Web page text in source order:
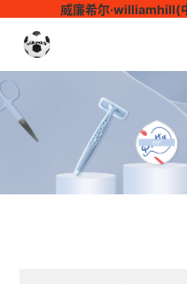
威廉希尔·williamhill(